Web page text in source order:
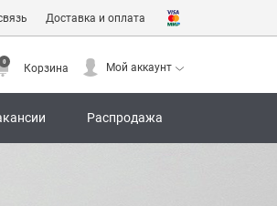
Доставка и оплата
0
Корзина Мой аккаунт
Распродажа
Мой аккаунт